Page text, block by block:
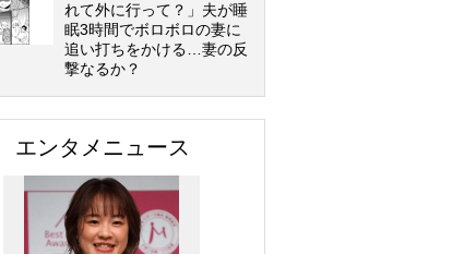
れて外に行って？」夫が睡
眠3時間でボロボロの妻に
追い打ちをかける…妻の反
撃なるか？
エンタメニュース